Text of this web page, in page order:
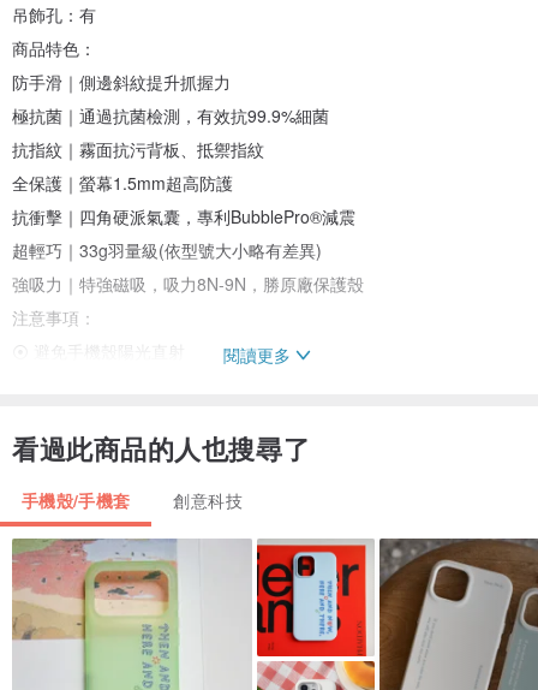
吊飾孔：有
商品特色：
防手滑｜側邊斜紋提升抓握力
極抗菌｜通過抗菌檢測，有效抗99.9%細菌
抗指紋｜霧面抗污背板、抵禦指紋
全保護｜螢幕1.5mm超高防護
抗衝擊｜四角硬派氣囊，專利BubblePro®減震
超輕巧｜33g羽量級(依型號大小略有差異)
強吸力｜特強磁吸，吸力8N-9N，勝原廠保護殼
注意事項：
⦿ 避免手機殼陽光直射
⦿ 避免將手機殼暴露在極端外在條件下，例如高溫、高濕
⦿ 手機殼側邊採用專利Bubble TPU，可大幅增加抗震及止滑效果，
此材質不具備抗汙效果，若沾染色素、髒污(EX：口紅、牛仔褲色
素、包包內髒污)，將不易清潔、甚至無法完全清理掉髒污，擔心染色
明顯的消費者，建議選擇深色款式
閱讀更多
看過此商品的人也搜尋了
手機殼/手機套 創意科技